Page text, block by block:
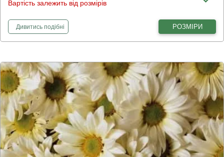
Вартість залежить від розмірів
Дивитисьфотошпалери
подібні РОЗМІРИ